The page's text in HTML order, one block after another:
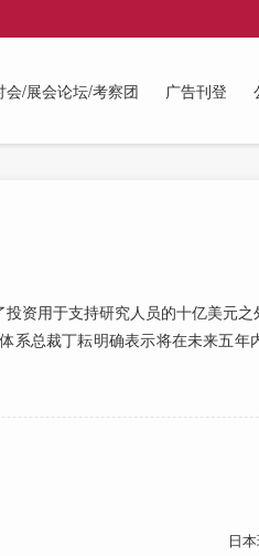
会/展会论坛/考察团 广告刊登
用于支持研究人员的十亿美元之
总裁丁耘明确表示将在未来五
日